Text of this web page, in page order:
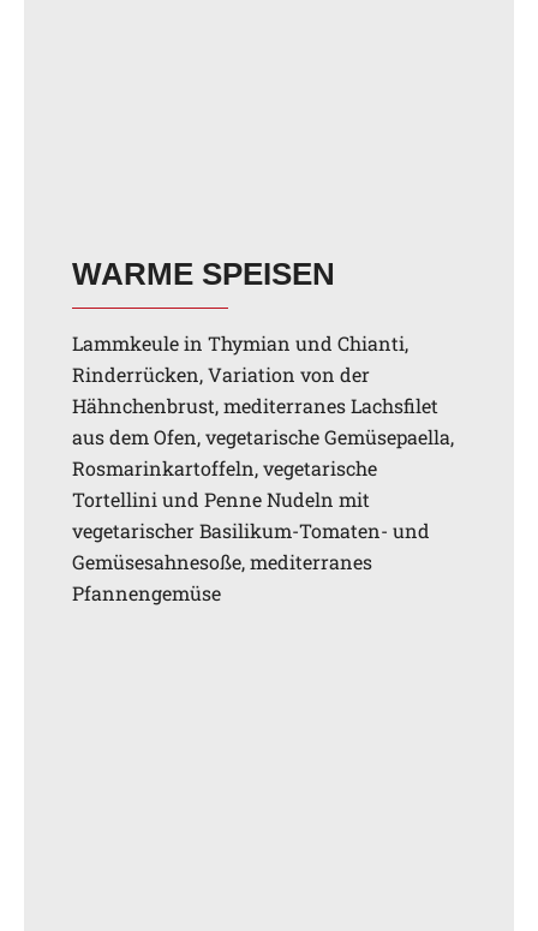
WARME SPEISEN
Lammkeule in Thymian und Chianti,
Rinderrücken, Variation von der
Hähnchenbrust, mediterranes Lachsfilet
aus dem Ofen, vegetarische Gemüsepaella,
Rosmarinkartoffeln, vegetarische
Tortellini und Penne Nudeln mit
vegetarischer Basilikum-Tomaten- und
Gemüsesahnesoße, mediterranes
Pfannengemüse